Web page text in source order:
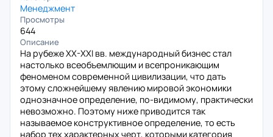
Менеджмент
Просмотры
644
Описание
На рубеже XX-XXI вв. международный бизнес стал
настолько всеобъемлющим и всепроникающим
феноменом современной цивилизации, что дать
этому сложней­шему явлению мировой экономики
однозначное определение, по-видимому, прак­тически
невозможно. Поэтому ниже приводится так
называемое конструктивное определение, то есть
набор тех характерных черт, которыми категория